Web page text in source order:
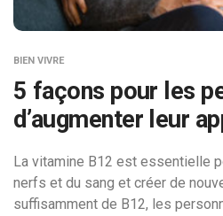
BIEN VIVRE
5 façons pour les
d’augmenter leur
La vitamine B12 est essentielle
nerfs et du sang et créer de
suffisamment de B12, les